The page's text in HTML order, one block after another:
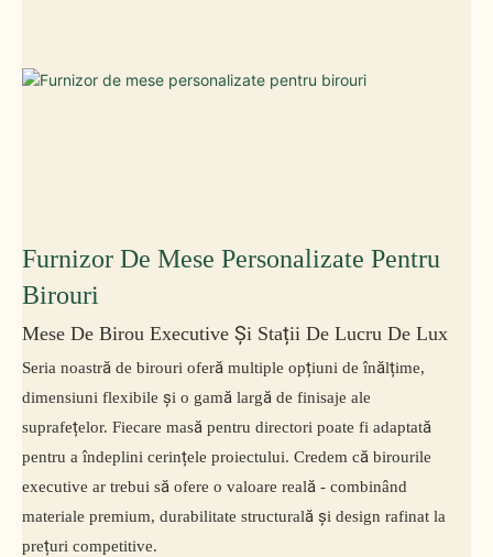
Furnizor De Mese Personalizate Pentru
Birouri
Mese De Birou Executive Și Stații De Lucru De Lux
Seria noastră de birouri oferă multiple opțiuni de înălțime,
dimensiuni flexibile și o gamă largă de finisaje ale
suprafețelor. Fiecare masă pentru directori poate fi adaptată
pentru a îndeplini cerințele proiectului. Credem că birourile
executive ar trebui să ofere o valoare reală - combinând
materiale premium, durabilitate structurală și design rafinat la
prețuri competitive.